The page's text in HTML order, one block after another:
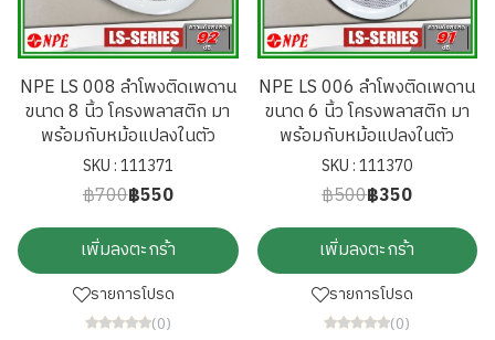
NPE LS 008 ลำโพงติดเพดาน
ขนาด 8 นิ้ว โครงพลาสติก มา
พร้อมกับหม้อแปลงในตัว
SKU : 111371
฿700฿550
เพิ่มลงตะกร้า
รายการโปรด
(0)
NPE LS 006 ลำโพงติดเพดาน
ขนาด 6 นิ้ว โครงพลาสติก มา
พร้อมกับหม้อแปลงในตัว
SKU : 111370
฿500฿350
เพิ่มลงตะกร้า
รายการโปรด
(0)